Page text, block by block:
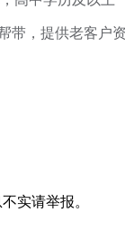
带，提供老客户
实请举报。